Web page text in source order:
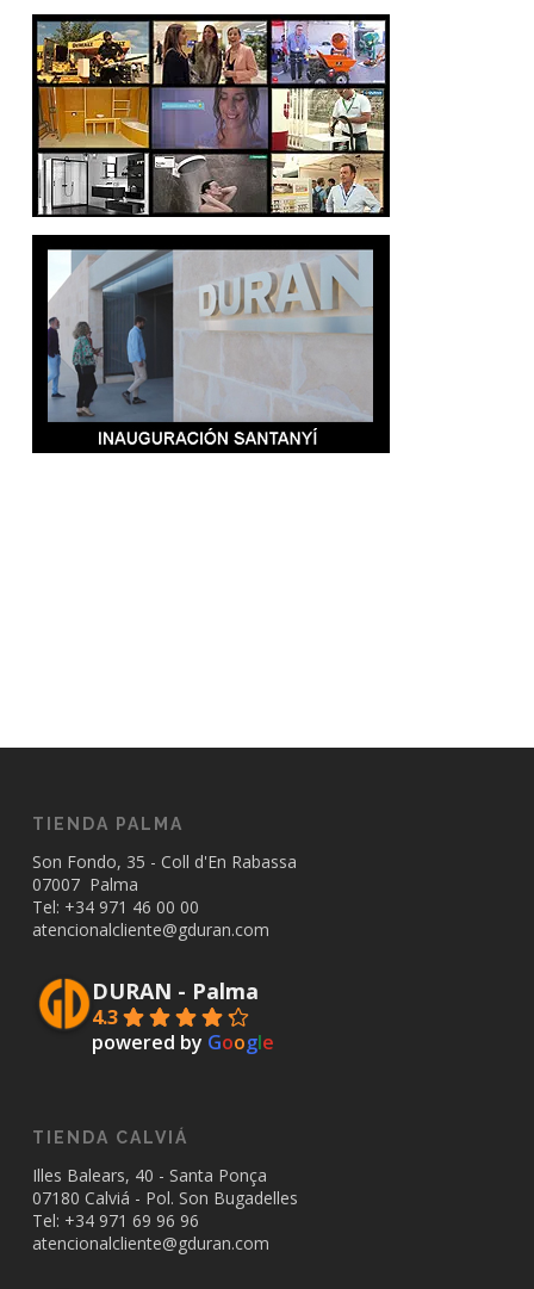
TIENDA PALMA
Son Fondo, 35 - Coll d'En Rabassa
07007 Palma
Tel: +34 971 46 00 00
atencionalcliente@gduran.com
DURAN - Palma
4.3
powered by Google
TIENDA CALVIÁ
Illes Balears, 40 - Santa Ponça
07180 Calviá - Pol. Son Bugadelles
Tel: +34 971 69 96 96
atencionalcliente@gduran.com